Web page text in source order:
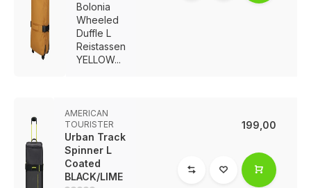
Bolonia
Wheeled
Duffle L
Reistassen
YELLOW...
AMERICAN
TOURISTER
Urban Track
Spinner L
Coated
BLACK/LIME
199,00